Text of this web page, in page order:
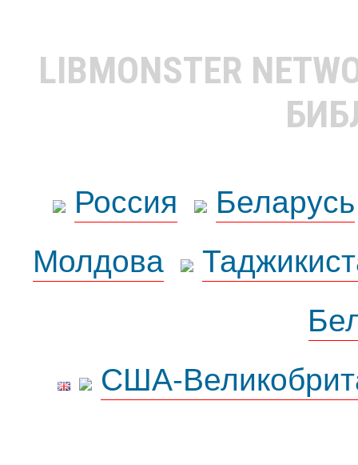
LIBMONSTER
Россия
Беларусь
Молдова
США-